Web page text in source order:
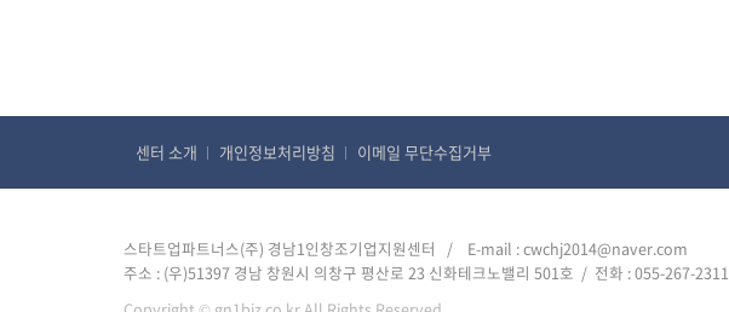
센터 소개 개인정보처리방침 이메일 무단수집거부
스타트업파트너스(주) 경남1인창조기업지원센터 /
E-mail : cwchj2014@naver.com
주소 : (우)51397 경남 창원시 의창구 평산로 23 신화테크노밸리 501호 / 전화 : 055-267-2311